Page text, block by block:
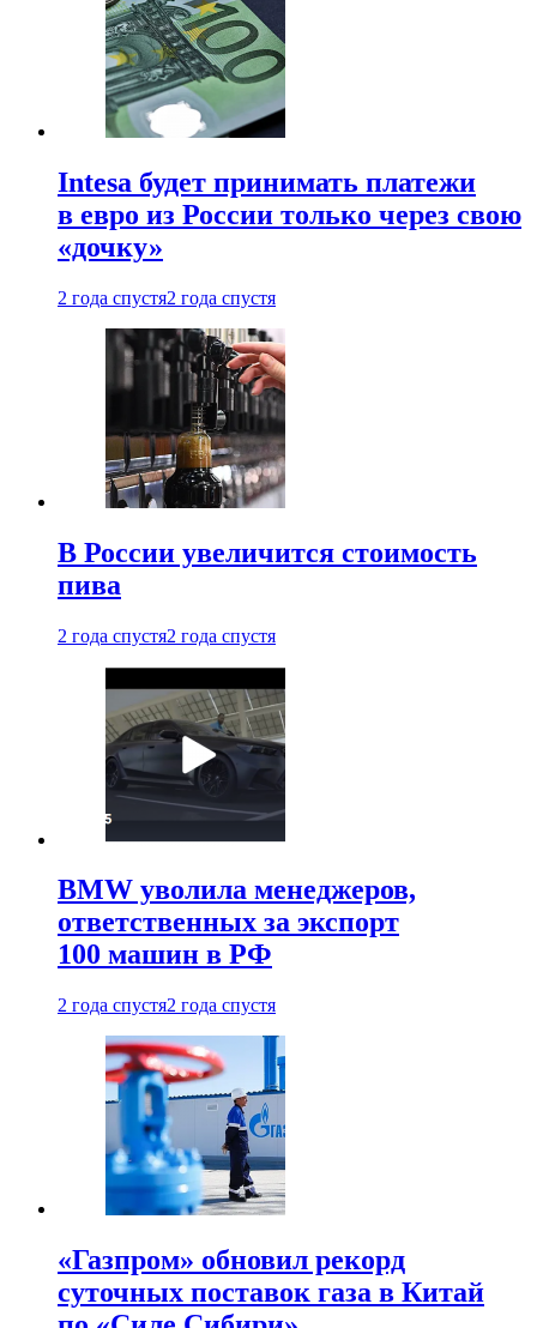
Intesa будет принимать платежи
в евро из России только через свою
«дочку»
2 года спустя2 года спустя
В России увеличится стоимость
пива
2 года спустя2 года спустя
BMW уволила менеджеров,
ответственных за экспорт
100 машин в РФ
2 года спустя2 года спустя
«Газпром» обновил рекорд
суточных поставок газа в Китай